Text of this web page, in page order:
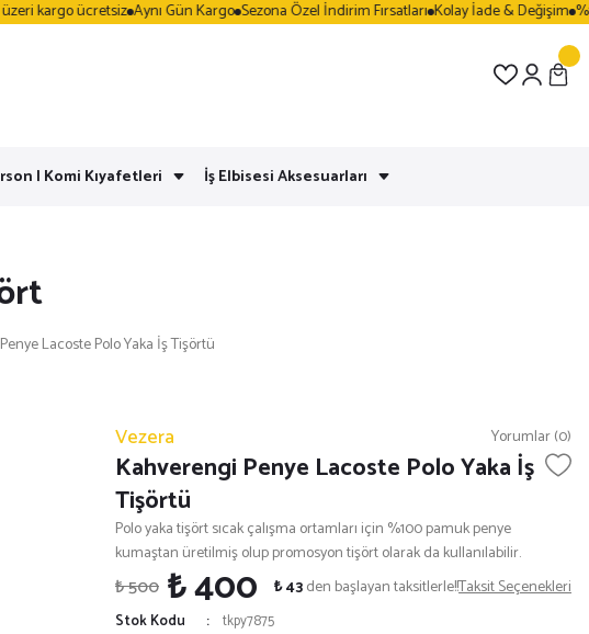
kargo ücretsiz Aynı Gün Kargo Sezona Özel İndirim Fırsatları Kolay İade & Değişim
| Komi Kıyafetleri İş Elbisesi Aksesuarları
Lacoste Polo Yaka İş Tişörtü
Vezera Yorumlar (0)
Kahverengi Penye Lacoste Polo Yaka İş
Tişörtü
Polo yaka tişört sıcak çalışma ortamları için %100 pamuk penye
kumaştan üretilmiş olup promosyon tişört olarak da kullanılabilir.
₺ 500 ₺ 400 ₺ 43den başlayan taksitlerle!!Taksit Seçenekleri
Stok Kodu
tkpy7875